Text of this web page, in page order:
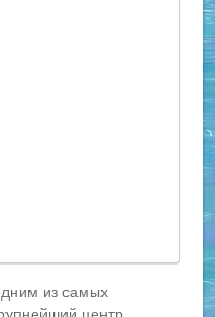
из самых